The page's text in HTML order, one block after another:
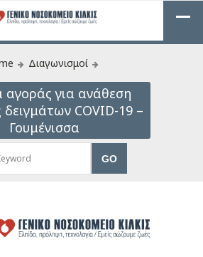
Διαγωνισμοί
αγοράς για ανάθεση
δειγμάτων COVID-19 –
Γουμένισσα